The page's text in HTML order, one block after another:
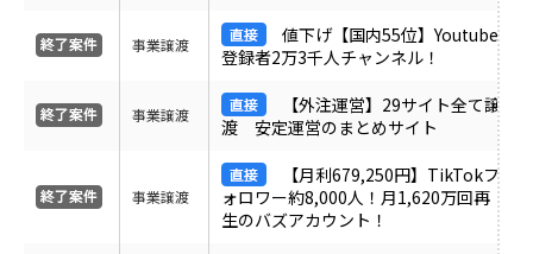
サイト形態
カテゴリ
フリーワード
事業譲渡
値下げ【国内55位】Youtube
登録者2万3千人チャンネル！
事業譲渡
【外注運営】29サイト全て譲
渡 安定運営のまとめサイト
事業譲渡
【月利679,250円】TikTokフ
ォロワー約8,000人！月1,620万回再
生のバズアカウント！